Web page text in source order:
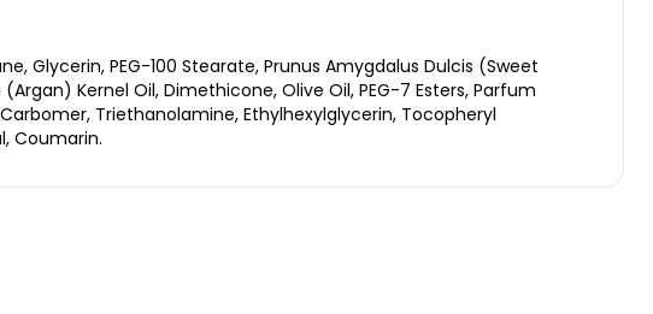
Glycerin, PEG-100 Stearate, Prunus Amygdalus Dulcis (Sweet
Kernel Oil, Dimethicone, Olive Oil, PEG-7 Esters, Parfum
Triethanolamine, Ethylhexylglycerin, Tocopheryl
Coumarin.